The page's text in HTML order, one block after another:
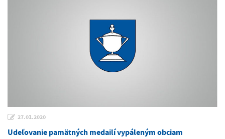
27.01.2020
Udeľovanie pamätných medailí vypáleným obciam